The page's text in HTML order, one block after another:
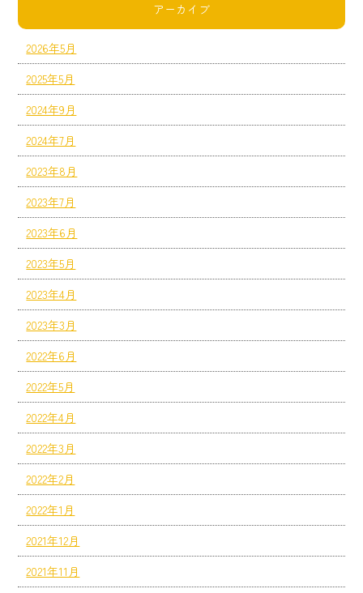
アーカイブ
2026年5月
2025年5月
2024年9月
2024年7月
2023年8月
2023年7月
2023年6月
2023年5月
2023年4月
2023年3月
2022年6月
2022年5月
2022年4月
2022年3月
2022年2月
2022年1月
2021年12月
2021年11月